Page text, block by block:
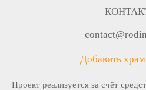
Добавить
Проект реализуется за счёт